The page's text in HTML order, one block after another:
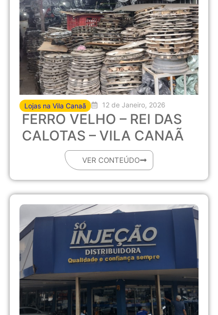
Lojas na Vila Canaã 12 de Janeiro, 2026
FERRO VELHO – REI DAS
CALOTAS – VILA CANAÃ
VER CONTEÚDO